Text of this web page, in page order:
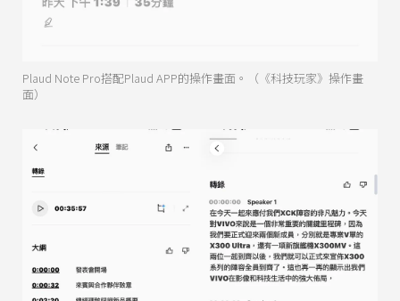
Plaud Note Pro搭配Plaud APP的操作畫面。（《科技玩家》操作畫
面）